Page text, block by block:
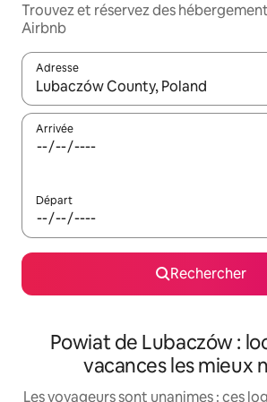
Trouvez et réservez des
Airbnb
Adresse
Lorsque les résultats s'affichent,
Arrivée
Départ
Rechercher
Powiat de Lubaczów :
vacances les mieux
Les voyageurs sont unanimes : ces